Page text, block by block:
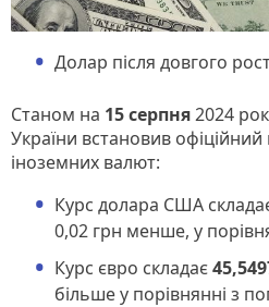
Долар після довгого
Станом на 15 серпня2024
України встановив офіційний
іноземних валют:
Курс долара США
0,02 грн менше, у
Курс євро складає
більше у порівнянні з